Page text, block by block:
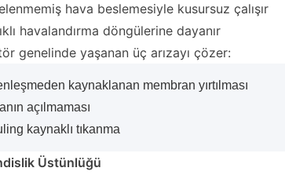
hava beslemesiyle kusursuz çalışır
havalandırma döngülerine dayanır
genelinde yaşanan üç arızayı çözer:
kaynaklanan membran yırtılması
açılmaması
kaynaklı tıkanma
Üstünlüğü